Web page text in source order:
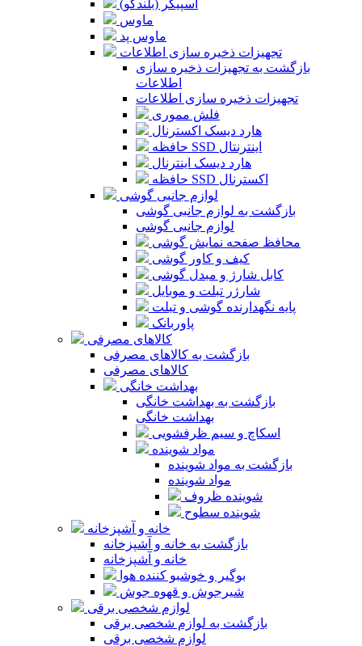
اسپیکر (بلندگو)
ماوس
ماوس پد
تجهیزات ذخیره سازی اطلاعات
بازگشت به تجهیزات ذخیره سازی
اطلاعات
تجهیزات ذخیره سازی اطلاعات
فلش مموری
هارد دیسک اکسترنال
حافظه SSD اینترنتال
هارد دیسک اینترنال
حافظه SSD اکسترنال
لوازم جانبی گوشی
بازگشت به لوازم جانبی گوشی
لوازم جانبی گوشی
محافظ صفحه نمایش گوشی
کیف و کاور گوشی
کابل شارژ و مبدل گوشی
شارژر تبلت و موبایل
پایه نگهدارنده گوشی و تبلت
پاوربانک
کالاهای مصرفی
بازگشت به کالاهای مصرفی
کالاهای مصرفی
بهداشت خانگی
بازگشت به بهداشت خانگی
بهداشت خانگی
اسکاچ و سیم ظرفشویی
مواد شوینده
بازگشت به مواد شوینده
مواد شوینده
شوینده ظروف
شوینده سطوح
خانه و آشپزخانه
بازگشت به خانه و آشپزخانه
خانه و آشپزخانه
بوگیر و خوشبو کننده هوا
شیرجوش و قهوه جوش
لوازم شخصی برقی
بازگشت به لوازم شخصی برقی
لوازم شخصی برقی